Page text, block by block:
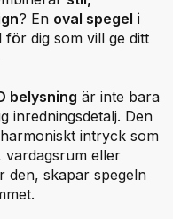
? En oval spegel i
dig som vill ge ditt
belysning är inte bara
inredningsdetalj. Den
intryck som
vardagsrum eller
den, skapar spegeln